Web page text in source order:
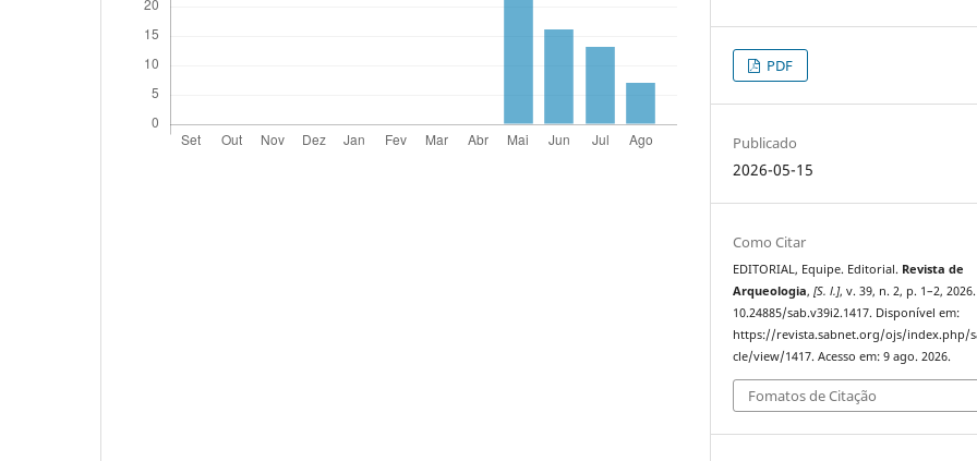
PDF
Publicado
2026-05-15
Como Citar
EDITORIAL, Equipe. Editorial. Revista de
Arqueologia,[S. l.], v. 39, n. 2, p. 1–2,
10.24885/sab.v39i2.1417. Disponível em:
https://revista.sabnet.org/ojs/index.php/
cle/view/1417. Acesso em: 9 ago. 2026.
Fomatos de Citação